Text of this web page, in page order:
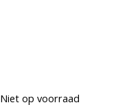
Niet op voorraad